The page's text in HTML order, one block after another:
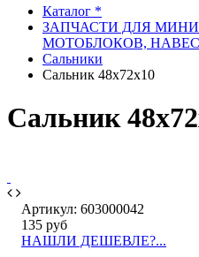
Каталог *
ЗАПЧАСТИ ДЛЯ
МОТОБЛОКОВ,
Сальники
Сальник 48х72х10
Сальник
Артикул: 603000042
135 руб
НАШЛИ ДЕШЕВЛЕ?...